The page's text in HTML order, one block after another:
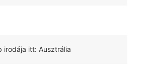
irodája itt: Ausztrália